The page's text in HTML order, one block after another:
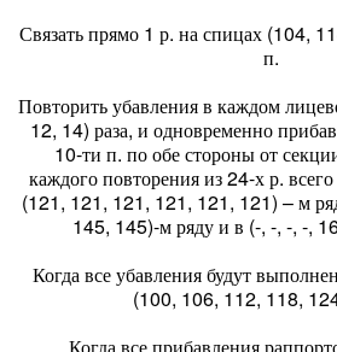
Связать прямо 1 р. на спицах (104,
п.
Повторить убавления в каждом
12, 14) раза, и одновременно
10-ти п. по обе стороны от
каждого повторения из 24-х р.
(121, 121, 121, 121, 121, 121) – м
145, 145)-м ряду и в (-, -, -, -,
Когда все убавления будут
(100, 106, 112, 118,